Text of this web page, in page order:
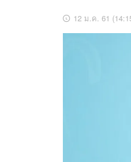
12 ม.ค. 61